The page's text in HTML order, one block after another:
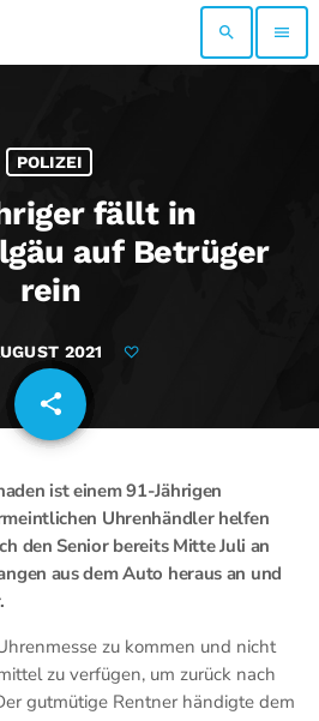
search menu
POLIZEI
fällt in
auf Betrüger
rein
2021
share
email
ist einem 91-Jährigen
Uhrenhändler helfen
den Senior bereits Mitte Juli an
aus dem Auto heraus an und
zu kommen und nicht
zu verfügen, um zurück nach
gutmütige Rentner händigte dem